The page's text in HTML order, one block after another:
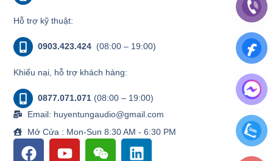
Hỗ trợ kỹ thuật:
0903.423.424 (08:00 – 19:00)
Khiếu nại, hỗ trợ khách hàng:
0877.071.071 (08:00 – 19:00)
Email: huyentungaudio@gmail.com
Mở Cửa : Mon-Sun 8:30 AM - 6:30 PM